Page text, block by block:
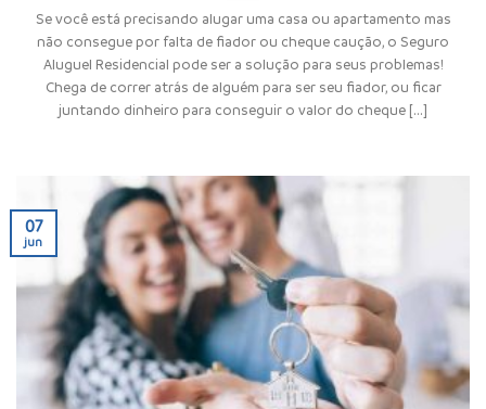
Se você está precisando alugar uma casa ou apartamento mas
não consegue por falta de fiador ou cheque caução, o Seguro
Aluguel Residencial pode ser a solução para seus problemas!
Chega de correr atrás de alguém para ser seu fiador, ou ficar
juntando dinheiro para conseguir o valor do cheque [...]
07
jun